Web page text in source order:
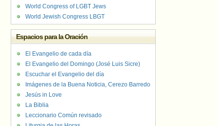
World Congress of LGBT Jews
World Jewish Congress LBGT
Espacios para la Oración
El Evangelio de cada día
El Evangelio del Domingo (José Luis Sicre)
Escuchar el Evangelio del día
Imágenes de la Buena Noticia, Cerezo Barredo
Jesús in Love
La Biblia
Leccionario Común revisado